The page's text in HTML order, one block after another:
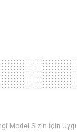
Model Sizin İçin